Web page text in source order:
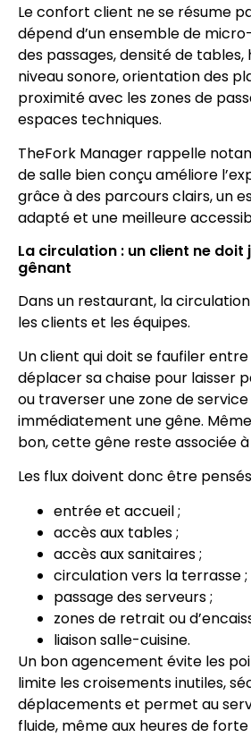
Le confort client ne se résume
dépend d’un ensemble de
des passages, densité de tables,
niveau sonore, orientation des
proximité avec les zones de
espaces techniques.
TheFork Manager rappelle
de salle bien conçu améliore
grâce à des parcours clairs, un
adapté et une meilleure
La circulation : un client ne doit
gênant
Dans un restaurant, la
les clients et les équipes.
Un client qui doit se faufiler
déplacer sa chaise pour laisser
ou traverser une zone de
immédiatement une gêne.
bon, cette gêne reste associée à
Les flux doivent donc être
entrée et accueil ;
accès aux tables ;
accès aux sanitaires ;
circulation vers la terrasse ;
passage des serveurs ;
zones de retrait ou
liaison salle-cuisine.
Un bon agencement évite les
limite les croisements inutiles,
déplacements et permet au
fluide, même aux heures de